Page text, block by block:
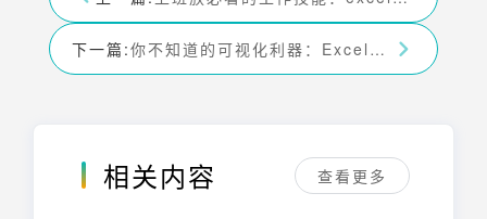
下一篇: 你不知道的可视化利器：Excel绘图工具！——九数云BI
相关内容 查看更多